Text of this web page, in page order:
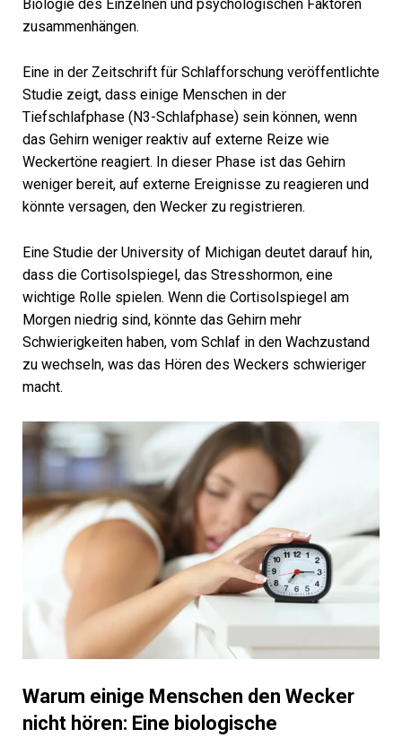
Biologie des Einzelnen und psychologischen Faktoren
zusammenhängen.
Eine in der Zeitschrift für Schlafforschung veröffentlichte
Studie zeigt, dass einige Menschen in der
Tiefschlafphase (N3-Schlafphase) sein können, wenn
das Gehirn weniger reaktiv auf externe Reize wie
Weckertöne reagiert. In dieser Phase ist das Gehirn
weniger bereit, auf externe Ereignisse zu reagieren und
könnte versagen, den Wecker zu registrieren.
Eine Studie der University of Michigan deutet darauf hin,
dass die Cortisolspiegel, das Stresshormon, eine
wichtige Rolle spielen. Wenn die Cortisolspiegel am
Morgen niedrig sind, könnte das Gehirn mehr
Schwierigkeiten haben, vom Schlaf in den Wachzustand
zu wechseln, was das Hören des Weckers schwieriger
macht.
Warum einige Menschen den Wecker
nicht hören: Eine biologische